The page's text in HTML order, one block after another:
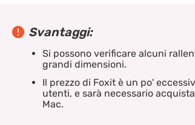
Svantaggi:
Si possono verificare alcuni
grandi dimensioni.
Il prezzo di Foxit è un po'
utenti, e sarà necessario
Mac.